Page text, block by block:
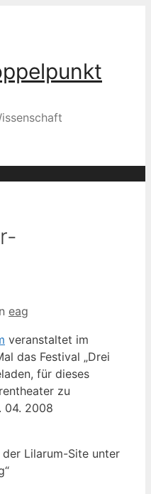
eag
veranstaltet im
das Festival „Drei
für dieses
zu
04. 2008
Lilarum-Site unter